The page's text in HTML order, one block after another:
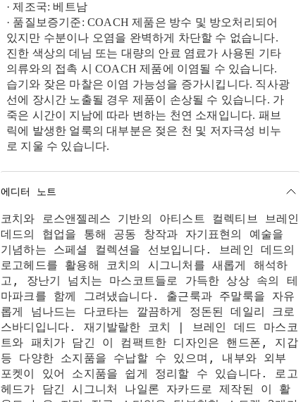
· 제조국: 베트남
· 품질보증기준: COACH 제품은 방수 및 방오처리되어
있지만 수분이나 오염을 완벽하게 차단할 수 없습니다.
진한 색상의 데님 또는 대량의 안료 염료가 사용된 기타
의류와의 접촉 시 COACH 제품에 이염될 수 있습니다.
습기와 잦은 마찰은 이염 가능성을 증가시킵니다. 직사광
선에 장시간 노출될 경우 제품이 손상될 수 있습니다. 가
죽은 시간이 지남에 따라 변하는 천연 소재입니다. 패브
릭에 발생한 얼룩의 대부분은 젖은 천 및 저자극성 비누
로 지울 수 있습니다.
에디터 노트
코치와 로스앤젤레스 기반의 아티스트 컬렉티브 브레인
데드의 협업을 통해 공동 창작과 자기표현의 예술을
기념하는 스페셜 컬렉션을 선보입니다. 브레인 데드의
로고헤드를 활용해 코치의 시그니처를 새롭게 해석하
고, 장난기 넘치는 마스코트들로 가득한 상상 속의 테
마파크를 함께 그려냈습니다. 출근룩과 주말룩을 자유
롭게 넘나드는 다코타는 깔끔하게 정돈된 데일리 크로
스바디입니다. 재기발랄한 코치 | 브레인 데드 마스코
트와 패치가 담긴 이 컴팩트한 디자인은 핸드폰, 지갑
등 다양한 소지품을 수납할 수 있으며, 내부와 외부
포켓이 있어 소지품을 쉽게 정리할 수 있습니다. 로고
헤드가 담긴 시그니처 나일론 자카드로 제작된 이 활